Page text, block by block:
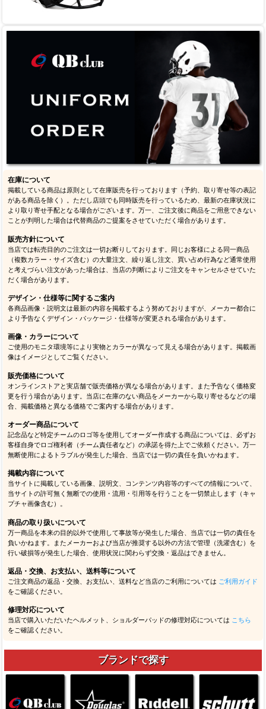
在庫について
掲載している商品は原則として在庫販売を行っております（予約、取り寄せ等の表記
がある商品を除く）。ただし店頭でも同時販売を行っているため、最新の在庫状況に
より取り寄せ手配となる場合がございます。万一、ご注文後に商品をご用意できない
ことが判明した場合は代替商品のご提案をさせていただく場合があります。
販売方針について
当店では転売目的のご注文は一切お断りしております。同じお客様による同一商品
（複数カラー・サイズ含む）の大量注文、繰り返し注文、買い占め行為など通常使用
と考えづらい注文があった場合は、当店の判断によりご注文をキャンセルさせていた
だく場合があります。
デザイン・仕様等に関するご案内
各商品画像・説明文は最新の内容を掲載するよう努めておりますが、メーカー都合に
より予告なくデザイン・パッケージ・仕様等が変更される場合があります。
画像・カラーについて
ご使用のモニタ環境等により実物とカラーが異なって見える場合があります。掲載画
像はイメージとしてご覧ください。
販売価格について
オンラインストアと実店舗で販売価格が異なる場合があります。また予告なく価格変
更を行う場合があります。当店に在庫のない商品をメーカーから取り寄せるなどの場
合、掲載価格と異なる価格でご案内する場合があります。
オーダー商品について
記念品など特定チームのロゴ等を使用してオーダー作成する商品については、必ずお
客様自身でロゴ権利者（チーム責任者など）の承諾を得た上でご依頼ください。万一
無断使用によるトラブルが発生した場合、当店では一切の責任を負いかねます。
掲載内容について
当サイトに掲載している画像、説明文、コンテンツ内容等のすべての情報について、
当サイトの許可無く無断での使用・流用・引用等を行うことを一切禁止します（キャ
プチャ画像含む）。
商品の取り扱いについて
万一商品を本来の目的以外で使用して事故等が発生した場合、当店では一切の責任を
負いかねます。またメーカーおよび当店が推奨する以外の方法で管理（洗濯含む）を
行い破損等が発生した場合、使用状況に関わらず交換・返品はできません。
返品・交換、お支払い、送料等について
ご注文商品の返品・交換、お支払い、送料など当店のご利用については ご利用ガイド
をご確認ください。
修理対応について
当店で購入いただいたヘルメット、ショルダーパッドの修理対応については こちら
をご確認ください。
ブランドで探す